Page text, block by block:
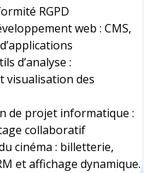
RGPD
web : CMS,
d’analyse :
visualisation des
de projet informatique :
collaboratif
cinéma : billetterie,
et affichage dynamique.